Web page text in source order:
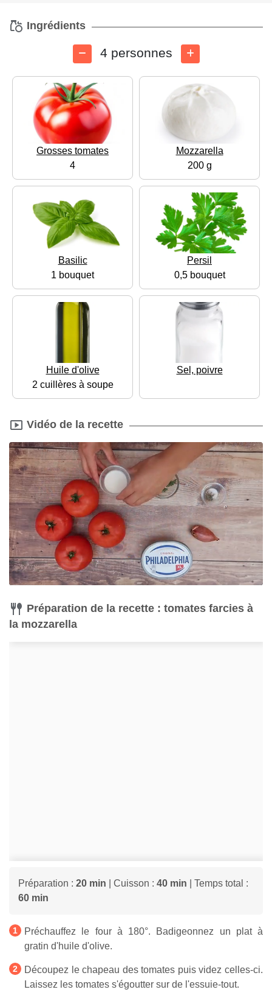
Ingrédients
4 personnes
Grosses tomates
4
Mozzarella
200 g
Basilic
1 bouquet
Persil
0,5 bouquet
Huile d'olive
2 cuillères à soupe
Sel, poivre
Vidéo de la recette
Préparation de la recette : tomates farcies à
la mozzarella
Préparation : 20 min | Cuisson : 40 min | Temps total :
60 min
Préchauffez le four à 180°. Badigeonnez un plat à
gratin d'huile d'olive.
Découpez le chapeau des tomates puis videz celles-ci.
Laissez les tomates s'égoutter sur de l'essuie-tout.